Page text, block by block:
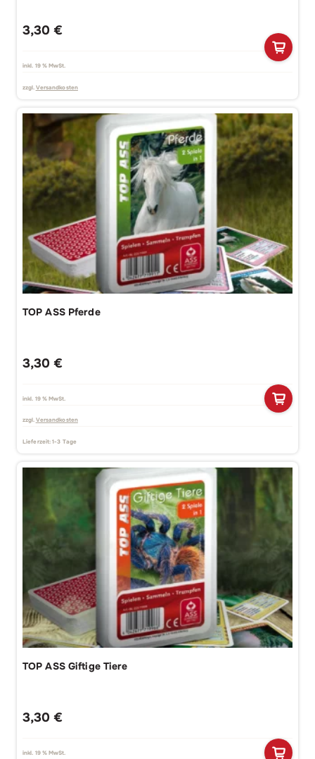
3,30 €
inkl. 19 % MwSt.
zzgl. Versandkosten
TOP ASS Pferde
3,30 €
inkl. 19 % MwSt.
zzgl. Versandkosten
Lieferzeit:1-3 Tage
TOP ASS Giftige Tiere
3,30 €
inkl. 19 % MwSt.